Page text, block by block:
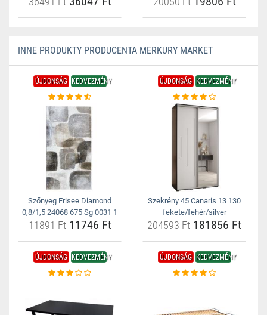
INNE PRODUKTY PRODUCENTA MERKURY MARKET
ÚJDONSÁG KEDVEZMÉNY
Szőnyeg Frisee Diamond
0,8/1,5 24068 675 Sg 0031 1
11891 Ft11746 Ft
ÚJDONSÁG KEDVEZMÉNY
Szekrény 45 Canaris 13 130
fekete/fehér/silver
204593 Ft 181856 Ft
ÚJDONSÁG KEDVEZMÉNY ÚJDONSÁG KEDVEZMÉNY